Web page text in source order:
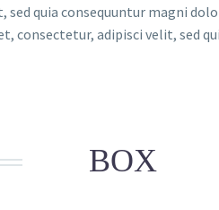
quia consequuntur magni
consectetur, adipisci velit, sed
BOX